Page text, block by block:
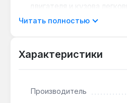
двигателя и кузова
заменяют 6-8 отдельных
и мелкого ремонта —
Совместимость с
Читать полностью
Характеристики
Производитель